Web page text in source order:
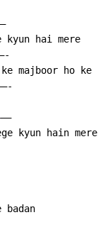
kyun hai mere
—–
kyun hain mere
badan